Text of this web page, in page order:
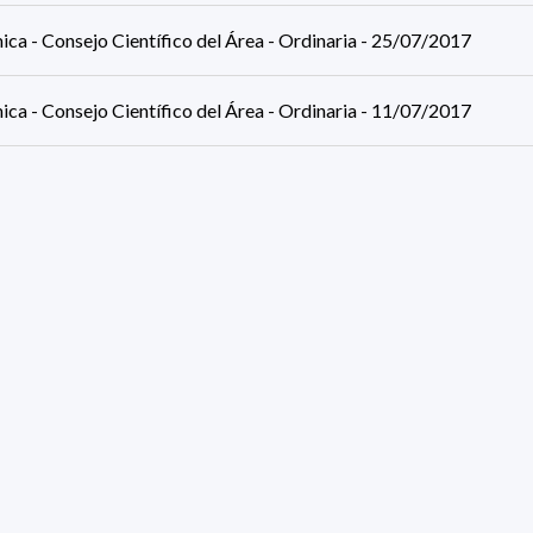
- Consejo Científico del Área - Ordinaria - 25/07/2017
- Consejo Científico del Área - Ordinaria - 11/07/2017